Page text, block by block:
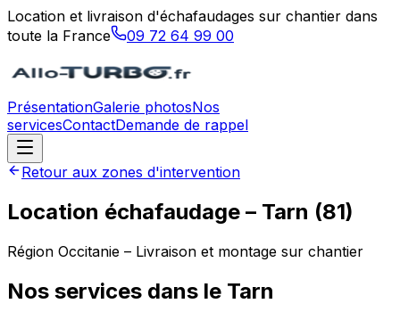
Location et livraison d'échafaudages sur chantier dans
toute la France
09 72 64 99 00
PrésentationGalerie photosNos
servicesContactDemande de rappel
Retour aux zones d'intervention
Location échafaudage – Tarn (81)
Région Occitanie – Livraison et montage sur chantier
Nos services dans le Tarn